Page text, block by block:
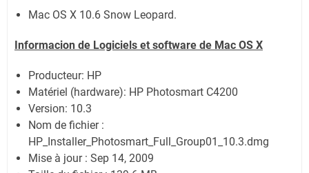
Mac OS X 10.6 Snow Leopard.
Informacion de Logiciels et software de Mac OS X
Producteur: HP
Matériel (hardware): HP Photosmart C4200
Version: 10.3
Nom de fichier :
HP_Installer_Photosmart_Full_Group01_10.3.dmg
Mise à jour : Sep 14, 2009